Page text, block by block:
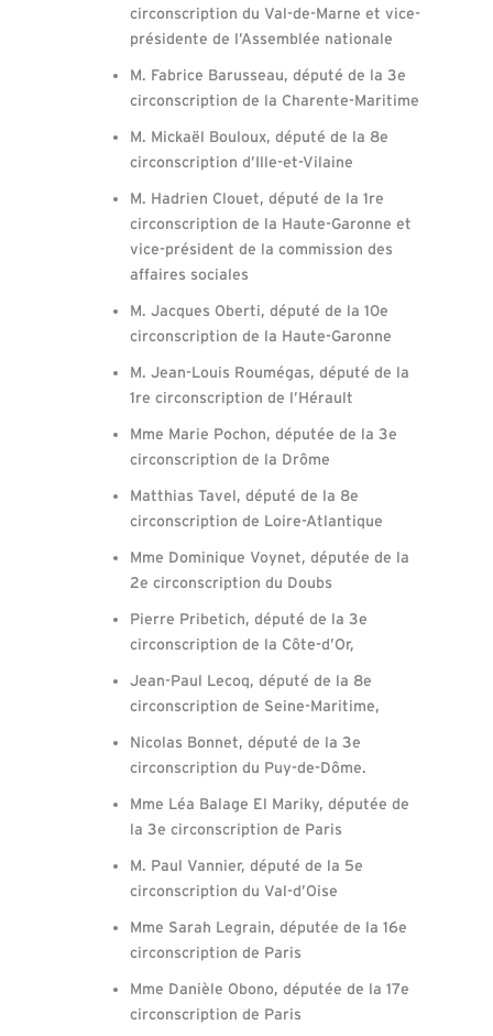
circonscription du Val-de-Marne et vice-
présidente de l’Assemblée nationale
M. Fabrice Barusseau, député de la 3e
circonscription de la Charente-Maritime
M. Mickaël Bouloux, député de la 8e
circonscription d’Ille-et-Vilaine
M. Hadrien Clouet, député de la 1re
circonscription de la Haute-Garonne et
vice-président de la commission des
affaires sociales
M. Jacques Oberti, député de la 10e
circonscription de la Haute-Garonne
M. Jean-Louis Roumégas, député de la
1re circonscription de l’Hérault
Mme Marie Pochon, députée de la 3e
circonscription de la Drôme
Matthias Tavel, député de la 8e
circonscription de Loire-Atlantique
Mme Dominique Voynet, députée de la
2e circonscription du Doubs
Pierre Pribetich, député de la 3e
circonscription de la Côte-d’Or,
Jean-Paul Lecoq, député de la 8e
circonscription de Seine-Maritime,
Nicolas Bonnet, député de la 3e
circonscription du Puy-de-Dôme.
Mme Léa Balage El Mariky, députée de
la 3e circonscription de Paris
M. Paul Vannier, député de la 5e
circonscription du Val-d’Oise
Mme Sarah Legrain, députée de la 16e
circonscription de Paris
Mme Danièle Obono, députée de la 17e
circonscription de Paris